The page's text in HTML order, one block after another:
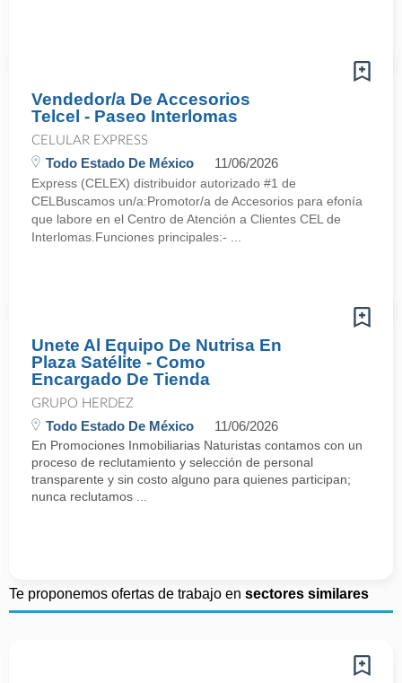
Vendedor/a De Accesorios
Telcel - Paseo Interlomas
CELULAR EXPRESS
Todo Estado De México 11/06/2026
Express (CELEX) distribuidor autorizado #1 de
CELBuscamos un/a:Promotor/a de Accesorios para efonía
que labore en el Centro de Atención a Clientes CEL de
Interlomas.Funciones principales:- ...
Unete Al Equipo De Nutrisa En
Plaza Satélite - Como
Encargado De Tienda
GRUPO HERDEZ
Todo Estado De México 11/06/2026
En Promociones Inmobiliarias Naturistas contamos con un
proceso de reclutamiento y selección de personal
transparente y sin costo alguno para quienes participan;
nunca reclutamos ...
Te proponemos ofertas de trabajo en sectores similares